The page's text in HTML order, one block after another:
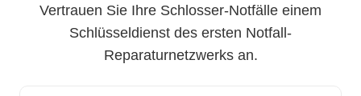
Vertrauen Sie Ihre Schlosser-Notfälle einem
Schlüsseldienst des ersten Notfall-
Reparaturnetzwerks an.